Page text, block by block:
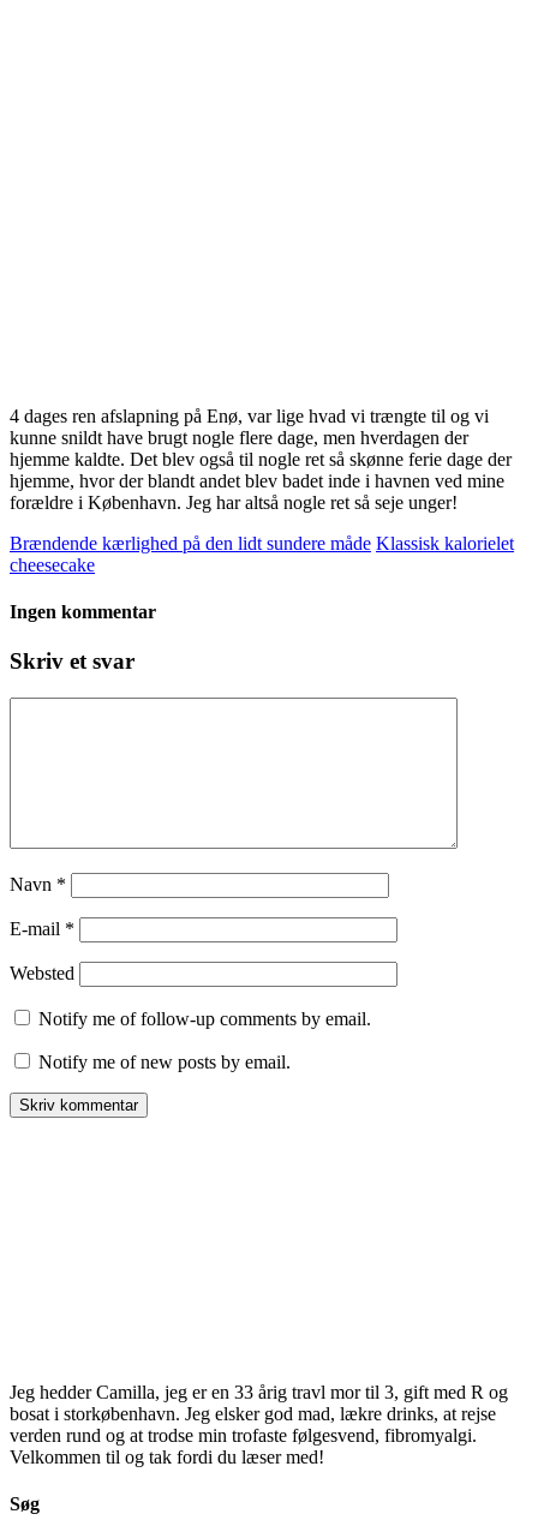
4 dages ren afslapning på Enø, var lige hvad vi trængte til og vi
kunne snildt have brugt nogle flere dage, men hverdagen der
hjemme kaldte. Det blev også til nogle ret så skønne ferie dage der
hjemme, hvor der blandt andet blev badet inde i havnen ved mine
forældre i København. Jeg har altså nogle ret så seje unger!
Brændende kærlighed på den lidt sundere måde Klassisk kalorielet
cheesecake
Ingen kommentar
Skriv et svar
Navn *
E-mail *
Websted
Notify me of follow-up comments by email.
Notify me of new posts by email.
Jeg hedder Camilla, jeg er en 33 årig travl mor til 3, gift med R og
bosat i storkøbenhavn. Jeg elsker god mad, lækre drinks, at rejse
verden rund og at trodse min trofaste følgesvend, fibromyalgi.
Velkommen til og tak fordi du læser med!
Søg